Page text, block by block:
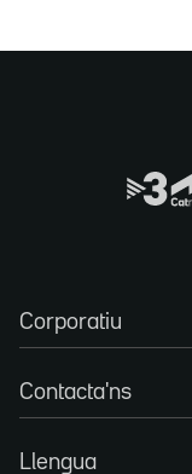
Corporatiu
Contacta'ns
Llengua